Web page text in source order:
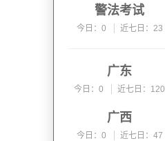
警法考试
今日：0 近七日：23
今日：0 近七日：0
今日：0 近七日：0
广东
今日：0 近七日：120
广西
今日：0 近七日：47